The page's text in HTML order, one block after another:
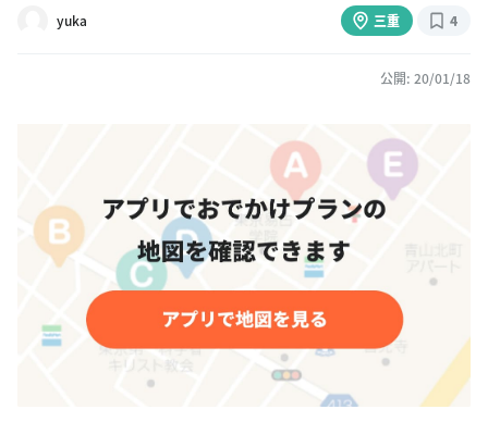
yuka
三重 4
公開: 20/01/18